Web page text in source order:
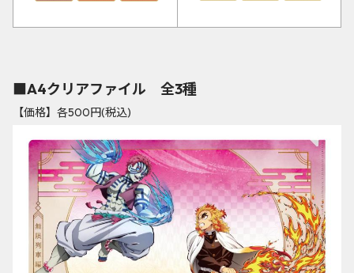
■A4クリアファイル 全3種
【価格】各500円(税込)